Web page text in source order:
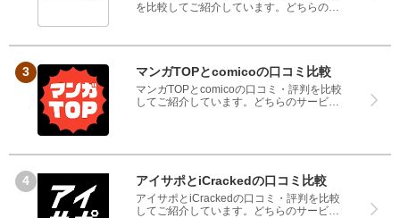
を比較してご紹介しています。どちらのサ
て、iPhone修理工房とiCrackedのどちらを
マンガTOPとcomicoの口コミ比較
マンガTOPとcomicoの口コミ・評判を比較
してご紹介しています。どちらのサービス
てください。
アイサポとiCrackedの口コミ比較
アイサポとiCrackedの口コミ・評判を比較
してご紹介しています。どちらのサービス